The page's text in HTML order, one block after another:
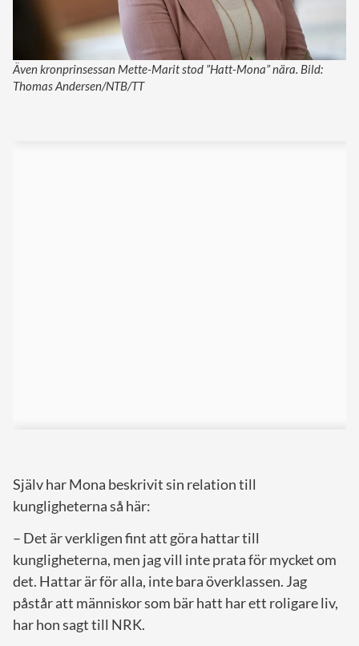
Även kronprinsessan Mette-Marit stod ”Hatt-Mona” nära. Bild:
Thomas Andersen/NTB/TT
Själv har Mona beskrivit sin relation till
kungligheterna så här:
– Det är verkligen fint att göra hattar till
kungligheterna, men jag vill inte prata för mycket om
det. Hattar är för alla, inte bara överklassen. Jag
påstår att människor som bär hatt har ett roligare liv,
har hon sagt till NRK.